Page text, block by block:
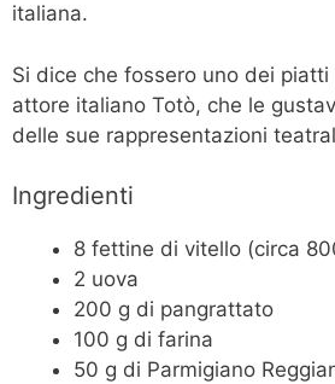
italiana.
Si dice che fossero uno dei
attore italiano Totò, che le
delle sue rappresentazioni
Ingredienti
8 fettine di vitello (circa
2 uova
200 g di pangrattato
100 g di farina
50 g di Parmigiano